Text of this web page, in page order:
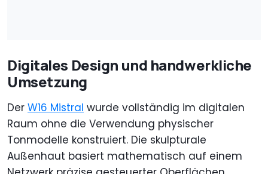
Digitales Design und handwerkliche
Umsetzung
Der W16 Mistral wurde vollständig im digitalen
Raum ohne die Verwendung physischer
Tonmodelle konstruiert. Die skulpturale
Außenhaut basiert mathematisch auf einem